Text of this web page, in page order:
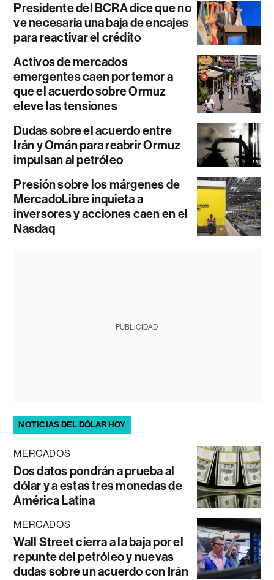
Presidente del BCRA dice que no
ve necesaria una baja de encajes
para reactivar el crédito
Activos de mercados
emergentes caen por temor a
que el acuerdo sobre Ormuz
eleve las tensiones
Dudas sobre el acuerdo entre
Irán y Omán para reabrir Ormuz
impulsan al petróleo
Presión sobre los márgenes de
MercadoLibre inquieta a
inversores y acciones caen en el
Nasdaq
PUBLICIDAD
NOTICIAS DEL DÓLAR HOY
MERCADOS
Dos datos pondrán a prueba al
dólar y a estas tres monedas de
América Latina
MERCADOS
Wall Street cierra a la baja por el
repunte del petróleo y nuevas
dudas sobre un acuerdo con Irán